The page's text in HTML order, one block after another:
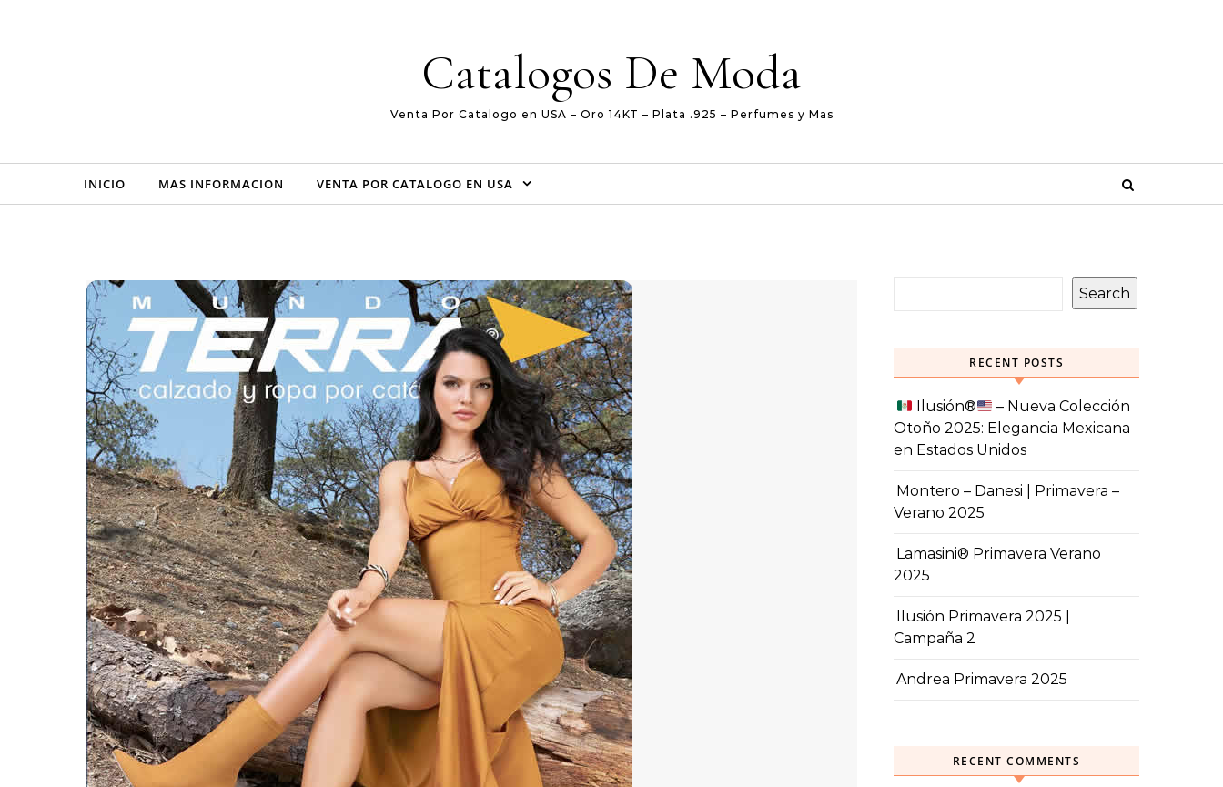
Catalogos De Moda
Venta Por Catalogo en USA – Oro 14KT – Plata .925 – Perfumes y Mas
INICIO MAS INFORMACION VENTA POR CATALOGO EN USA
Search
RECENT POSTS
Ilusión®️
– Nueva Colección
Otoño 2025: Elegancia Mexicana
en Estados Unidos
Montero – Danesi | Primavera –
Verano 2025
Lamasini® Primavera Verano
2025
Ilusión Primavera 2025 |
Campaña 2
Andrea Primavera 2025
RECENT COMMENTS